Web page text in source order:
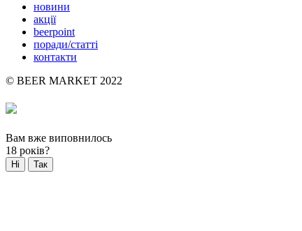
новини
акції
beerpoint
поради/статті
контакти
© BEER MARKET 2022
Вам вже виповнилось
18 років?
Ні Так